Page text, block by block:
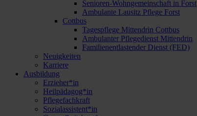
Senioren-Wohngemeinschaft in Forst
Ambulante Lausitz Pflege Forst
Cottbus
Tagespflege Mittendrin Cottbus
Ambulanter Pflegedienst Mittendrin
Familienentlastender Dienst (FED)
Neuigkeiten
Karriere
Ausbildung
Erzieher*in
Heilpädagog*in
Pflegefachkraft
Sozialassistent*in